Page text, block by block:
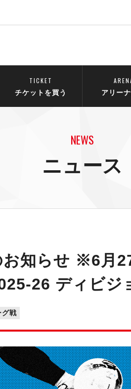
TICKET
チケットを買う アリー
NEWS
ニュース
知らせ ※6月
26 ディビジ
グ戦